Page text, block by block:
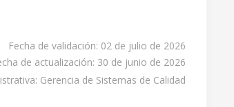
Fecha de validación: 02 de julio de 2026
de actualización: 30 de junio de 2026
Gerencia de Sistemas de Calidad